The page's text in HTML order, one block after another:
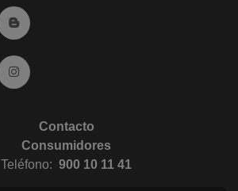
Ir al Blog (abre en ventana nueva)
Ir a Instagram (abre en ventana nueva)
Contacto
Consumidores
Teléfono: 900 10 11 41